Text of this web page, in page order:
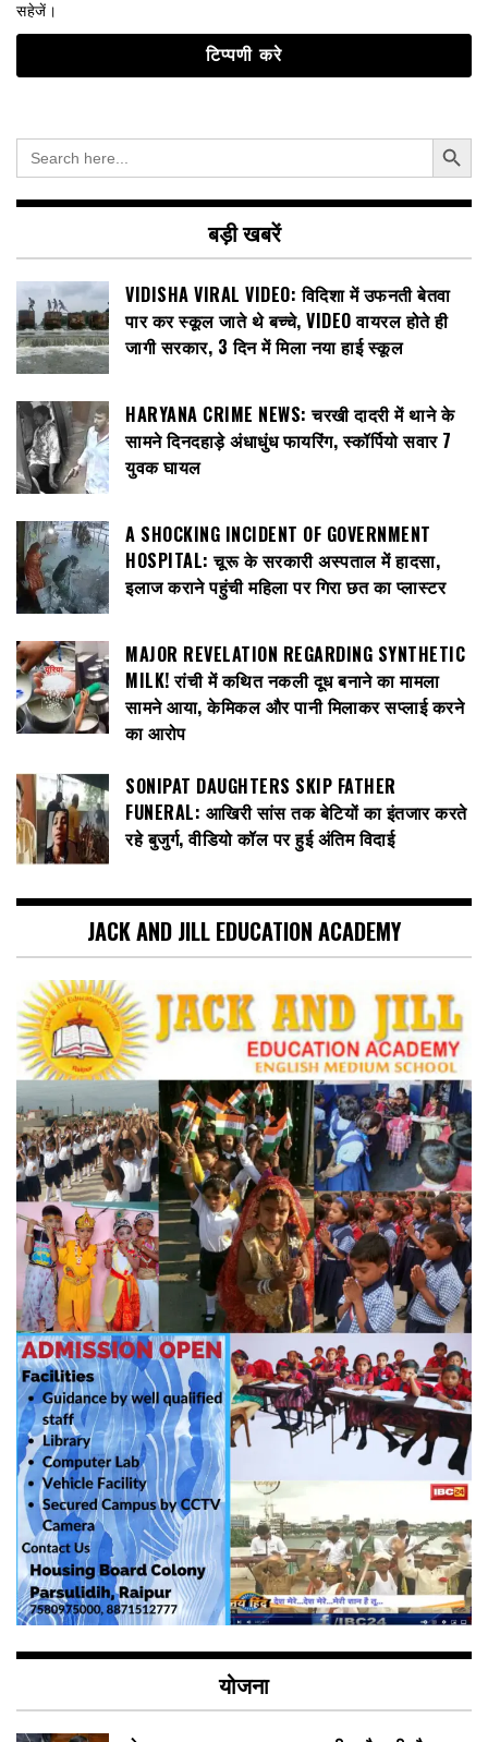
सहेजें।
Search
for:
Search Button
बड़ी खबरें
VIDISHA VIRAL VIDEO: विदिशा में उफनती बेतवा
पार कर स्कूल जाते थे बच्चे, VIDEO वायरल होते ही
जागी सरकार, 3 दिन में मिला नया हाई स्कूल
HARYANA CRIME NEWS: चरखी दादरी में थाने के
सामने दिनदहाड़े अंधाधुंध फायरिंग, स्कॉर्पियो सवार 7
युवक घायल
A SHOCKING INCIDENT OF GOVERNMENT
HOSPITAL: चूरू के सरकारी अस्पताल में हादसा,
इलाज कराने पहुंची महिला पर गिरा छत का प्लास्टर
MAJOR REVELATION REGARDING SYNTHETIC
MILK! रांची में कथित नकली दूध बनाने का मामला
सामने आया, केमिकल और पानी मिलाकर सप्लाई करने
का आरोप
SONIPAT DAUGHTERS SKIP FATHER
FUNERAL: आखिरी सांस तक बेटियों का इंतजार करते
रहे बुजुर्ग, वीडियो कॉल पर हुई अंतिम विदाई
JACK AND JILL EDUCATION ACADEMY
योजना